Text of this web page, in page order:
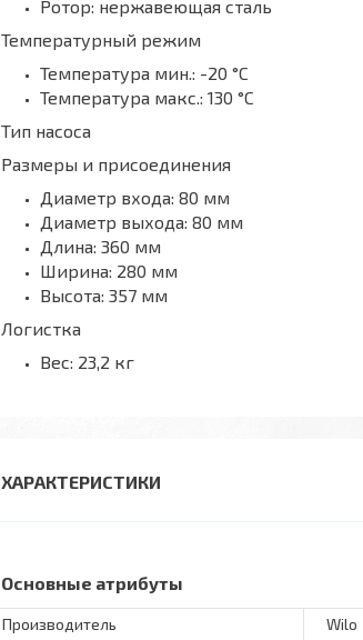
Ротор: нержавеющая сталь
Температурный режим
Температура мин.: -20 °С
Температура макс.: 130 °С
Тип насоса
Размеры и присоединения
Диаметр входа: 80 мм
Диаметр выхода: 80 мм
Длина: 360 мм
Ширина: 280 мм
Высота: 357 мм
Логистка
Вес: 23,2 кг
ХАРАКТЕРИСТИКИ
Основные атрибуты
Производитель
Wilo